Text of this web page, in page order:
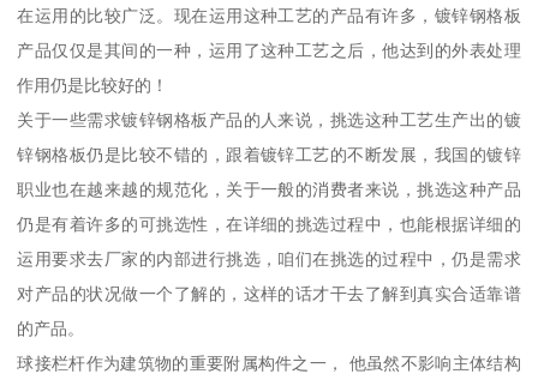
在运用的比较广泛。现在运用这种工艺的产品有许多，镀锌钢格板
产品仅仅是其间的一种，运用了这种工艺之后，他达到的外表处理
作用仍是比较好的！
关于一些需求镀锌钢格板产品的人来说，挑选这种工艺生产出的镀
锌钢格板仍是比较不错的，跟着镀锌工艺的不断发展，我国的镀锌
职业也在越来越的规范化，关于一般的消费者来说，挑选这种产品
仍是有着许多的可挑选性，在详细的挑选过程中，也能根据详细的
运用要求去厂家的内部进行挑选，咱们在挑选的过程中，仍是需求
对产品的状况做一个了解的，这样的话才干去了解到真实合适靠谱
的产品。
球接栏杆作为建筑物的重要附属构件之一， 他虽然不影响主体结构